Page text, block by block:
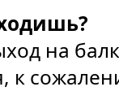
на
к